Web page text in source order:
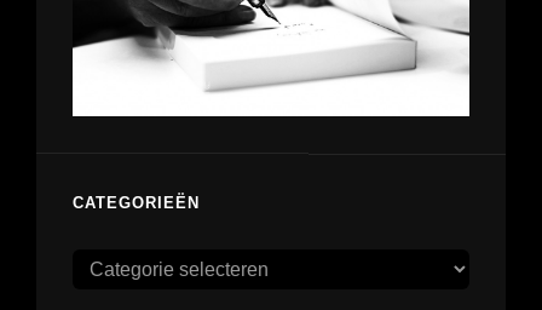
CATEGORIEËN
Categorieën